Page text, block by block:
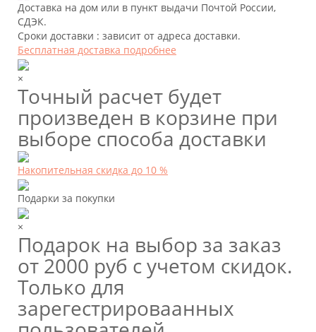
Доставка на дом или в пункт выдачи Почтой России,
СДЭК.
Сроки доставки : зависит от адреса доставки.
Бесплатная доставка подробнее
×
Точный расчет будет
произведен в корзине при
выборе способа доставки
Накопительная скидка до 10 %
Подарки за покупки
×
Подарок на выбор за заказ
от 2000 руб с учетом скидок.
Только для
зарегестрироваанных